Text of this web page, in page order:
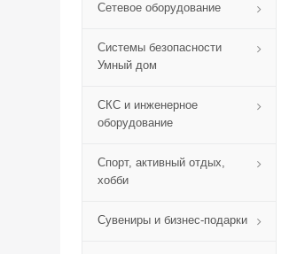
Сетевое оборудование
Системы безопасности
Умный дом
СКС и инженерное
оборудование
Спорт, активный отдых,
хобби
Сувениры и бизнес-подарки